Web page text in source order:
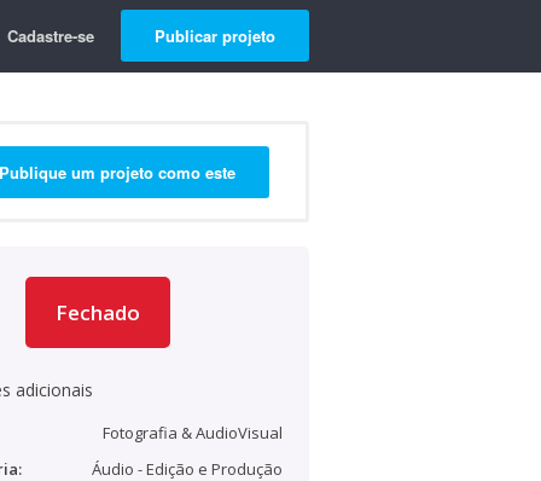
Cadastre-se Publicar projeto
Publique um projeto como este
Fechado
adicionais
Fotografia & AudioVisual
Áudio - Edição e Produção